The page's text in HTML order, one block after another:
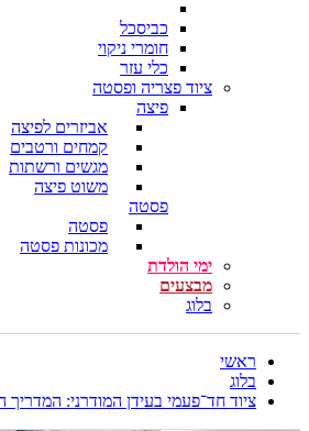
כביסכל
חומרי ניקוי
כלי עזר
ציוד פצריה ופסטה
פיצה
אביזרים לפיצה
קמחים ורטבים
מגשים ורשתות
משוט פיצה
פסטה
פסטה
מכונות פסטה
ימי הולדת
מבצעים
בלוג
ראשי
בלוג
ציוד חד־פעמי בעידן המודרני: המדריך